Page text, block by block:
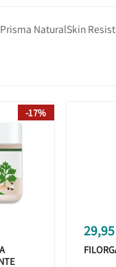
Prisma NaturalSkin Resist
-17%